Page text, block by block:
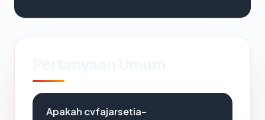
Apakah cvfajarsetia-